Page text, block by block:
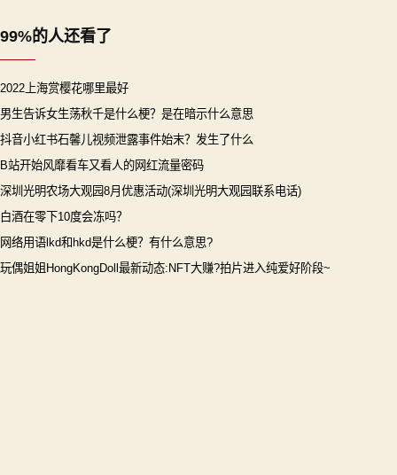
99%的人还看了
2022上海赏樱花哪里最好
男生告诉女生荡秋千是什么梗？是在暗示什么意思
抖音小红书石馨儿视频泄露事件始末？发生了什么
B站开始风靡看车又看人的网红流量密码
深圳光明农场大观园8月优惠活动(深圳光明大观园联系电话)
白酒在零下10度会冻吗？
网络用语lkd和hkd是什么梗？有什么意思?
玩偶姐姐HongKongDoll最新动态:NFT大赚?拍片进入纯爱好阶段~